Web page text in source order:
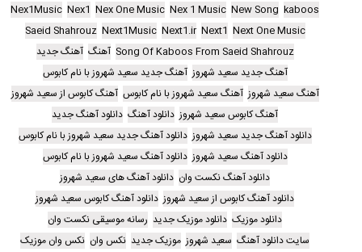
kaboos
New Song
Nex 1 Music
Nex One Music
Nex1
Nex1Music
Next One Music
Next1
Next1.ir
Next1Music
Saeid Shahrouz
Song Of Kaboos From Saeid Shahrouz آهنگ آهنگ جدید
آهنگ جدید سعید شهروز آهنگ جدید سعید شهروز با نام کابوس
آهنگ سعید شهروز آهنگ سعید شهروز با نام کابوس آهنگ کابوس از سعید شهروز
آهنگ کابوس سعید شهروز دانلود آهنگ دانلود آهنگ جدید
دانلود آهنگ جدید سعید شهروز دانلود آهنگ جدید سعید شهروز با نام کابوس
دانلود آهنگ سعید شهروز دانلود آهنگ سعید شهروز با نام کابوس
دانلود آهنگ نکست وان دانلود آهنگ های سعید شهروز
دانلود آهنگ کابوس از سعید شهروز دانلود آهنگ کابوس سعید شهروز
دانلود موزیک دانلود موزیک جدید رسانه موسیقی نکست وان
سایت دانلود آهنگ سعید شهروز موزیک جدید نکس وان نکس وان موزیک